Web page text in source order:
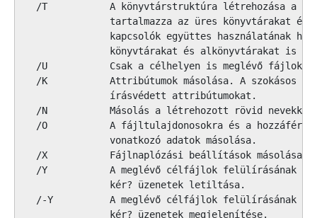
/T           A könyvtárstruktúra létrehozása a
tartalmazza az üres könyvtárakat és
kapcsolók együttes használatának
könyvtárakat és alkönyvtárakat is
/U           Csak a célhelyen is meglévő fájlok
/K           Attribútumok másolása. A szokásos
               írásvédett attribútumokat.
/N           Másolás a létrehozott rövid
/O           A fájltulajdonosokra és a
               vonatkozó adatok másolása.
/X           Fájlnaplózási beállítások másolása
/Y           A meglévő célfájlok felülírásának
               kér? üzenetek letiltása.
/-Y          A meglévő célfájlok felülírásának
               kér? üzenetek megjelenítése.